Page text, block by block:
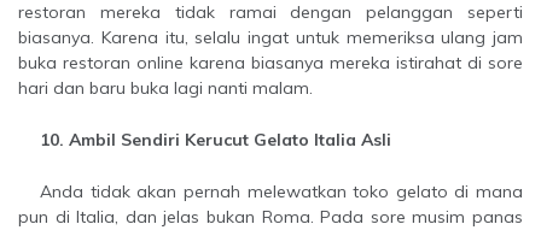
restoran mereka tidak ramai dengan pelanggan seperti
biasanya. Karena itu, selalu ingat untuk memeriksa ulang jam
buka restoran online karena biasanya mereka istirahat di sore
hari dan baru buka lagi nanti malam.
10. Ambil Sendiri Kerucut Gelato Italia Asli
Anda tidak akan pernah melewatkan toko gelato di mana
pun di Italia, dan jelas bukan Roma. Pada sore musim panas